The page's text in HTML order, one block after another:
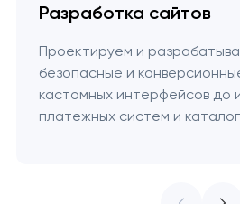
Разработка сайтов
Проектируем и
безопасные и
кастомных интерфейсов до
платежных систем и